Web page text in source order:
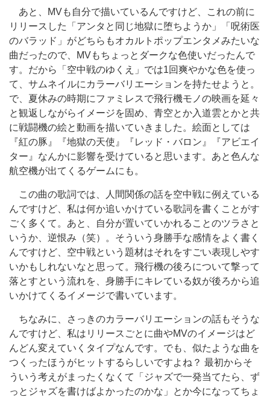
あと、MVも自分で描いているんですけど、これの前に
リリースした「アンタと同じ地獄に堕ちようか」「呪術医
のバラッド」がどちらもオカルトポップエンタメみたいな
曲だったので、MVもちょっとダークな色使いだったんで
す。だから「空中戦のゆくえ」では1回爽やかな色を使っ
て、サムネイルにカラーバリエーションを持たせようと。
で、夏休みの時期にファミレスで飛行機モノの映画を延々
と観返しながらイメージを固め、青空とか入道雲とかと共
に戦闘機の絵と動画を描いていきました。絵面としては
『紅の豚』『地獄の天使』『レッド・バロン』『アビエイ
ター』なんかに影響を受けていると思います。あと色んな
航空機が出てくるゲームにも。
この曲の歌詞では、人間関係の話を空中戦に例えている
んですけど、私は何か追いかけている歌詞を書くことがす
ごく多くて。あと、自分が置いていかれることのツラさと
いうか、逆恨み（笑）。そういう身勝手な感情をよく書く
んですけど、空中戦という題材はそれをすごい表現しやす
いかもしれないなと思って。飛行機の後ろについて撃って
落とすという流れを、身勝手にキレている奴が後ろから追
いかけてくるイメージで書いています。
ちなみに、さっきのカラーバリエーションの話もそうな
んですけど、私はリリースごとに曲やMVのイメージはど
んどん変えていくタイプなんです。でも、似たような曲を
つくったほうがヒットするらしいですよね？ 最初からそ
ういう考えがまったくなくて「ジャズで一発当てたら、ず
っとジャズを書けばよかったのかな」とか今になってちょ